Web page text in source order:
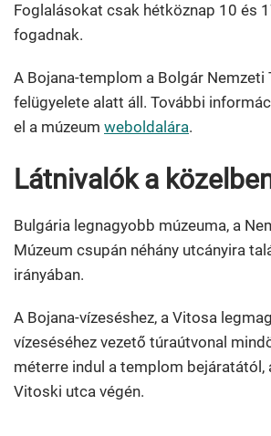
Foglalásokat csak hétköznap 10 és
fogadnak.
A Bojana-templom a Bolgár Nemzeti
felügyelete alatt áll. További
el a múzeum weboldalára.
Látnivalók a
Bulgária legnagyobb múzeuma, a
Múzeum csupán néhány utcányira
irányában.
A Bojana-vízeséshez, a Vitosa
vízeséséhez vezető túraútvonal
méterre indul a templom bejáratától,
Vitoski utca végén.